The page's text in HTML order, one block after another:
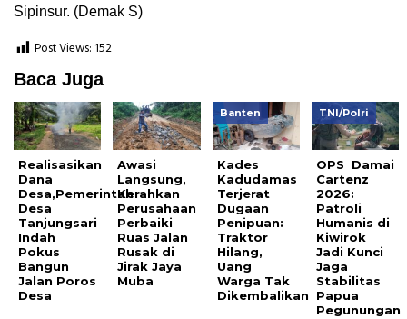
Sipinsur. (Demak S)
Post Views: 152
Baca Juga
Realisasikan
Dana
Desa,Pemerintah
Desa
Tanjungsari
Indah
Pokus
Bangun
Jalan Poros
Desa
Awasi
Langsung,
Kerahkan
Perusahaan
Perbaiki
Ruas Jalan
Rusak di
Jirak Jaya
Muba
Banten
Kades
Kadudamas
Terjerat
Dugaan
Penipuan:
Traktor
Hilang,
Uang
Warga Tak
Dikembalikan
TNI/Polri
OPS Damai
Cartenz
2026:
Patroli
Humanis di
Kiwirok
Jadi Kunci
Jaga
Stabilitas
Papua
Pegunungan